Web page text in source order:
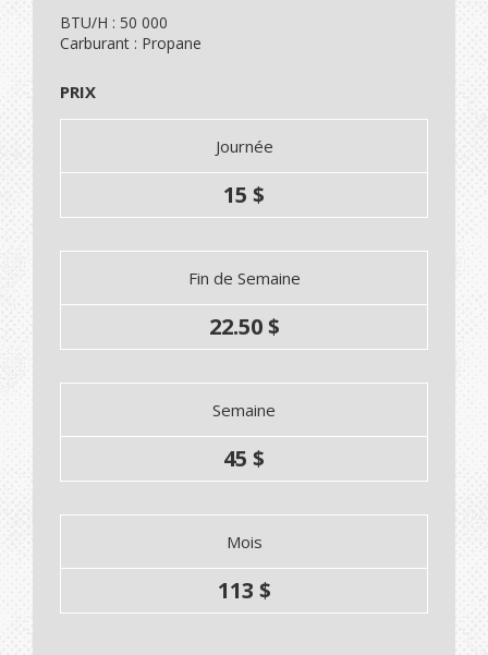
BTU/H : 50 000
Carburant : Propane
PRIX
Journée
15 $
Fin de Semaine
22.50 $
Semaine
45 $
Mois
113 $